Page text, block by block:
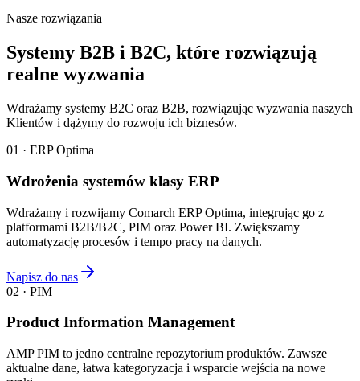
Nasze rozwiązania
Systemy B2B i B2C, które rozwiązują
realne wyzwania
Wdrażamy systemy B2C oraz B2B, rozwiązując wyzwania naszych
Klientów i dążymy do rozwoju ich biznesów.
01 · ERP Optima
Wdrożenia systemów klasy ERP
Wdrażamy i rozwijamy Comarch ERP Optima, integrując go z
platformami B2B/B2C, PIM oraz Power BI. Zwiększamy
automatyzację procesów i tempo pracy na danych.
Napisz do nas
02 · PIM
Product Information Management
AMP PIM to jedno centralne repozytorium produktów. Zawsze
aktualne dane, łatwa kategoryzacja i wsparcie wejścia na nowe